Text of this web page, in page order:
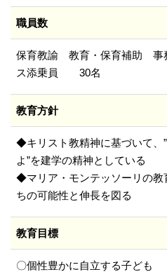
職員数
保育教諭 教育・保育補助
ス添乗員 30名
教育方針
◆キリスト教精神に基づいて、
よ”を建学の精神としている
◆マリア・モンテッソーリの教
ちの可能性と伸長を図る
教育目標
〇個性豊かに自立する子ども